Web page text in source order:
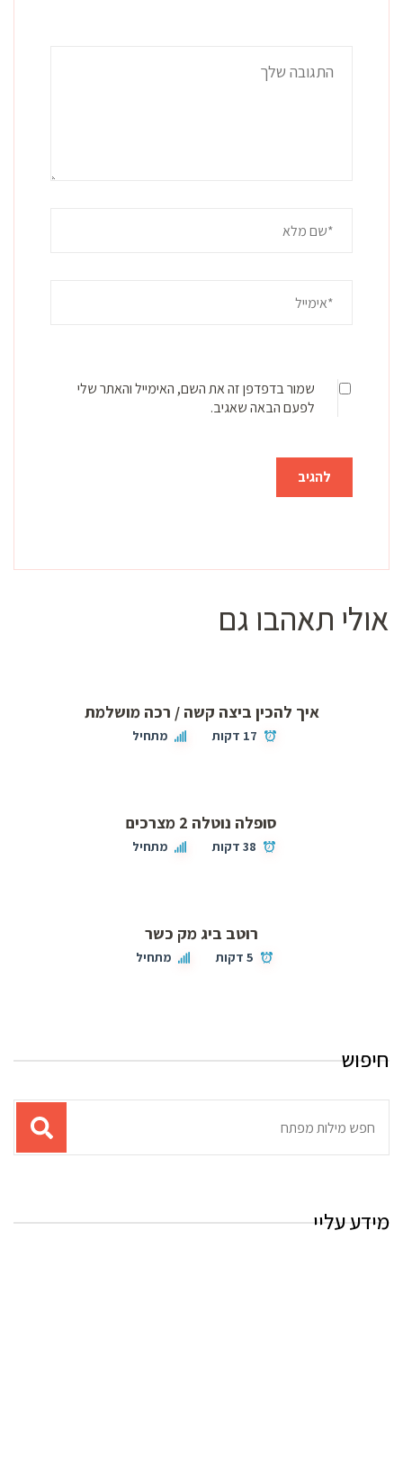
שמור בדפדפן זה את השם, האימייל והאתר שלי
לפעם הבאה שאגיב.
אולי תאהבו גם
איך להכין ביצה קשה / רכה מושלמת
17 דקות מתחיל
סופלה נוטלה 2 מצרכים
38 דקות מתחיל
רוטב ביג מק כשר
5 דקות מתחיל
חיפוש
עבור
מידע עליי